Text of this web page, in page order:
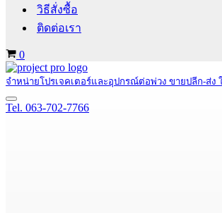
วิธีสั่งซื้อ
ติดต่อเรา
Cart
0
จำหน่ายโปรเจคเตอร์และอุปกรณ์ต่อพ่วง ขายปลีก-ส่ง
Navigation
Menu
Tel. 063-702-7766